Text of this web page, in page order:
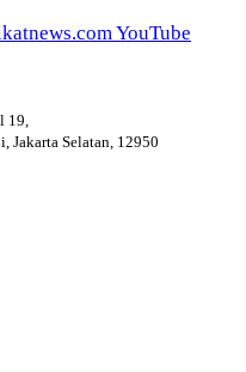
YouTube
19,
Jakarta Selatan, 12950